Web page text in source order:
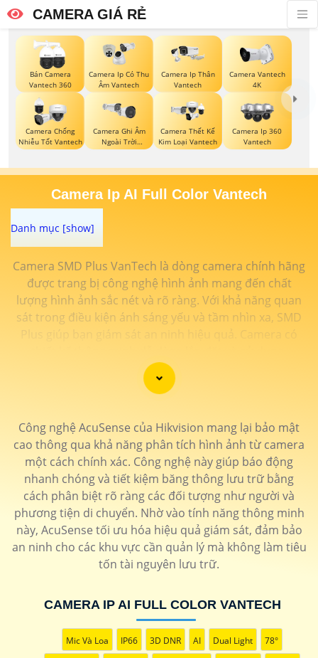
CAMERA GIÁ RẺ
Bán Camera
Vantech 360
Camera Ip Có Thu
Âm Vantech
Camera Ip Thân
Vantech
Camera Vantech
4K
Camera Chống
Nhiễu Tốt Vantech
Camera Ghi Âm
Ngoài Trời
Vantech
Camera Thết Kế
Kim Loại Vantech
Camera Ip 360
Vantech
Camera Ip AI Full Color Vantech
Camera SMD Plus VanTech là dòng camera chính hãng
được trang bị công nghệ hình ảnh mang đến chất
lượng hình ảnh sắc nét và rõ ràng. Với khả năng quan
sát trong điều kiện ánh sáng yếu và tầm nhìn xa, SMD
Plus giúp bạn giám sát an ninh hiệu quả. Camera có
Camera SMD Plus VanTech là lựa chọn lý tưởng cho các
hệ thống an ninh gia đình và doanh nghiệp.
'
Công nghệ AcuSense của Hikvision mang lại bảo mật
cao thông qua khả năng phân tích hình ảnh từ camera
một cách chính xác. Công nghệ này giúp báo động
nhanh chóng và tiết kiệm băng thông lưu trữ bằng
cách phân biệt rõ ràng các đối tượng như người và
phương tiện di chuyển. Nhờ vào tính năng thông minh
này, AcuSense tối ưu hóa hiệu quả giám sát, đảm bảo
an ninh cho các khu vực cần quản lý mà không làm tiêu
tốn tài nguyên lưu trữ.
CAMERA IP AI FULL COLOR VANTECH
Mic Và Loa IP66 3D DNR AI Dual Light 78°